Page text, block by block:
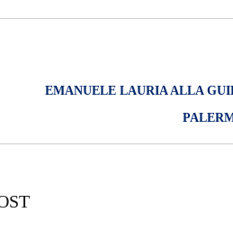
EMANUELE LAURIA ALLA